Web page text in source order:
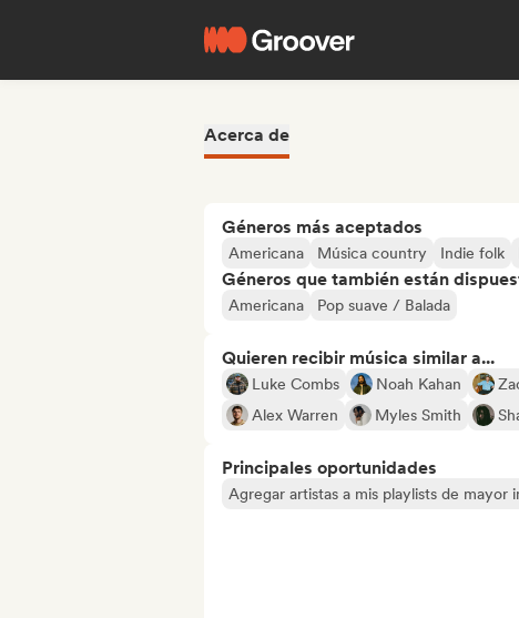
Acerca de
Géneros más aceptados
Americana Música country Indie folk
Géneros que también están
Americana Pop suave / Balada
Quieren recibir música similar a...
Luke Combs Noah Kahan
Alex Warren
Myles Smith
Principales oportunidades
Agregar artistas a mis playlists de mayor